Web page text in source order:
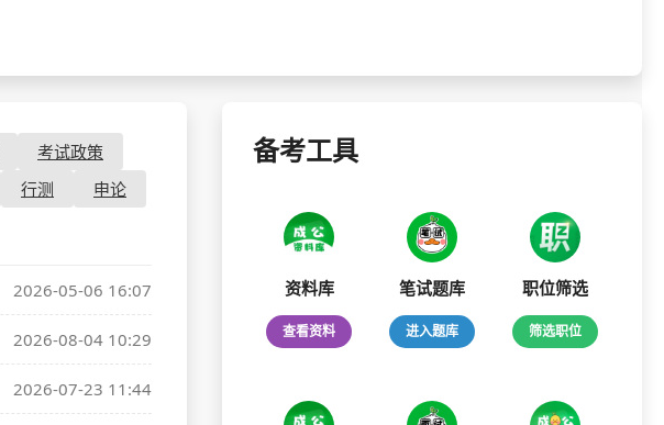
考试政策
行测
申论
2026-05-06 16:07
2026-08-04 10:29
2026-07-23 11:44
备考工具
资料库
查看资料
笔试题库
进入题库
职位筛选
筛选职位